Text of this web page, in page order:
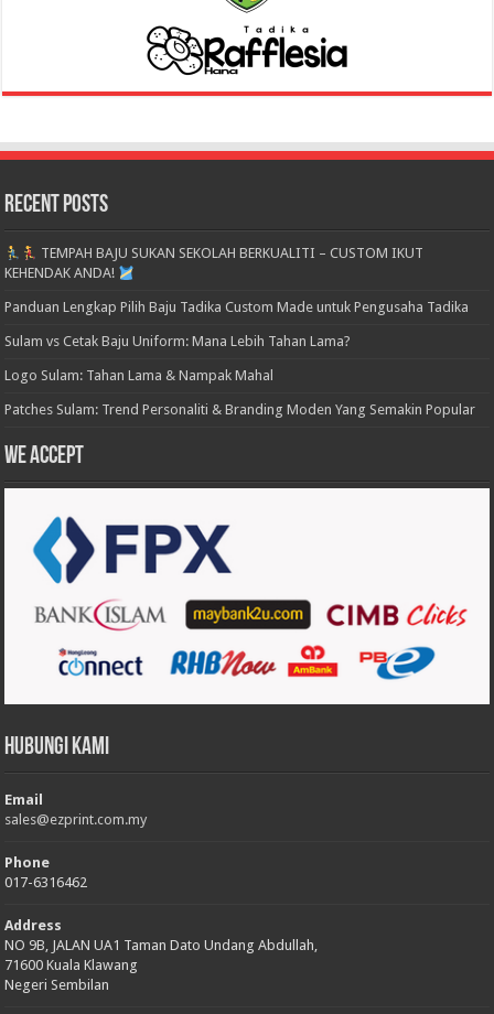
Recent Posts
TEMPAH BAJU SUKAN SEKOLAH BERKUALITI – CUSTOM IKUT
KEHENDAK ANDA!
Panduan Lengkap Pilih Baju Tadika Custom Made untuk Pengusaha Tadika
Sulam vs Cetak Baju Uniform: Mana Lebih Tahan Lama?
Logo Sulam: Tahan Lama & Nampak Mahal
Patches Sulam: Trend Personaliti & Branding Moden Yang Semakin Popular
We accept
Hubungi Kami
Email
sales@ezprint.com.my
Phone
017-6316462
Address
NO 9B, JALAN UA1 Taman Dato Undang Abdullah,
71600 Kuala Klawang
Negeri Sembilan